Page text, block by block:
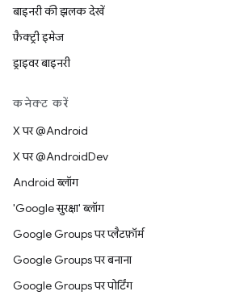
बाइनरी की झलक देखें
फ़ैक्ट्री इमेज
ड्राइवर बाइनरी
कनेक्ट करें
X पर @Android
X पर @AndroidDev
Android ब्लॉग
'Google सुरक्षा' ब्लॉग
Google Groups पर प्लैटफ़ॉर्म
Google Groups पर बनाना
Google Groups पर पोर्टिंग